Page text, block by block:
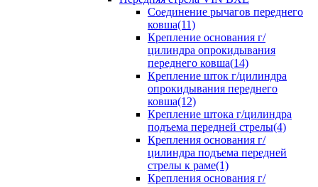
Cоединение рычагов переднего
ковша(11)
Крепление основания г/
цилиндра опрокидывания
переднего ковша(14)
Крепление шток г/цилиндра
опрокидывания переднего
ковша(12)
Крепление штока г/цилиндра
подъема передней стрелы(4)
Крепления основания г/
цилиндра подъема передней
стрелы к раме(1)
Крепления основания г/